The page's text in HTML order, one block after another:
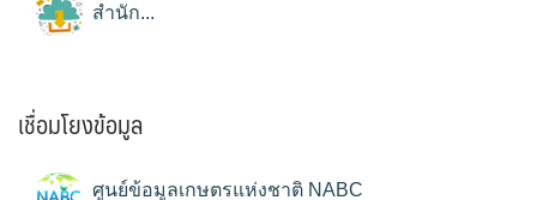
สำนัก...
เชื่อมโยงข้อมูล
ศูนย์ข้อมูลเกษตรแห่งชาติ NABC